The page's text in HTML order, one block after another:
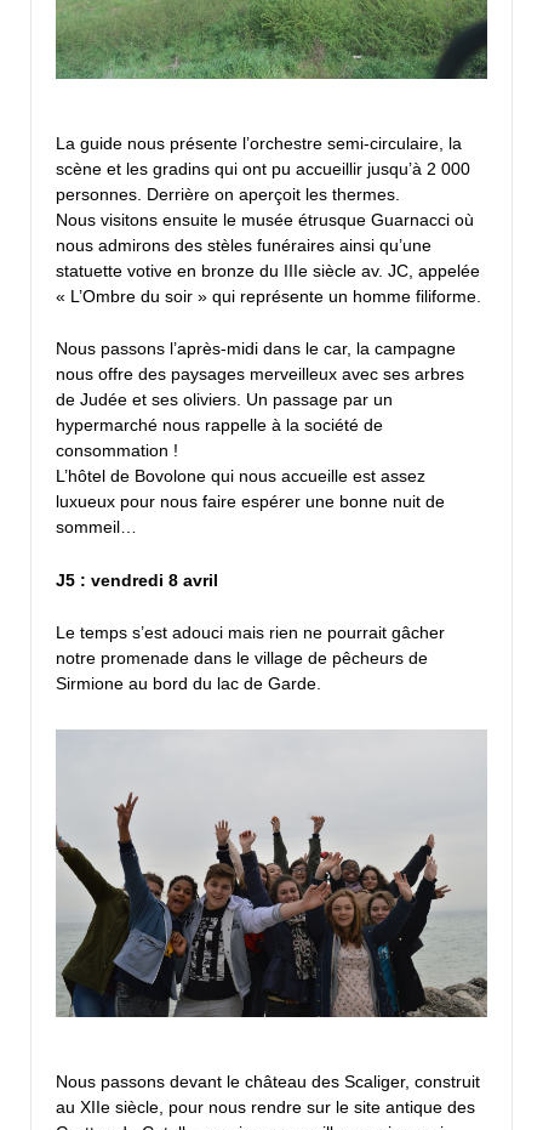
La guide nous présente l’orchestre semi-circulaire, la
scène et les gradins qui ont pu accueillir jusqu’à 2 000
personnes. Derrière on aperçoit les thermes.
Nous visitons ensuite le musée étrusque Guarnacci où
nous admirons des stèles funéraires ainsi qu’une
statuette votive en bronze du IIIe siècle av. JC, appelée
« L’Ombre du soir » qui représente un homme filiforme.
Nous passons l’après-midi dans le car, la campagne
nous offre des paysages merveilleux avec ses arbres
de Judée et ses oliviers. Un passage par un
hypermarché nous rappelle à la société de
consommation !
L’hôtel de Bovolone qui nous accueille est assez
luxueux pour nous faire espérer une bonne nuit de
sommeil…
J5 : vendredi 8 avril
Le temps s’est adouci mais rien ne pourrait gâcher
notre promenade dans le village de pêcheurs de
Sirmione au bord du lac de Garde.
Nous passons devant le château des Scaliger, construit
au XIIe siècle, pour nous rendre sur le site antique des